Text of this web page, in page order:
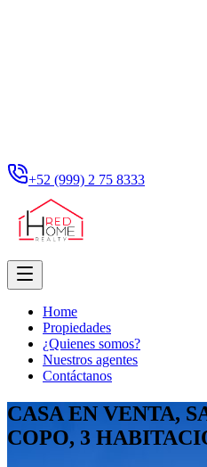
+52 (999) 2 75 8333
Home
Propiedades
¿Quienes somos?
Nuestros agentes
Contáctanos
CASA EN VENTA,
COPO, 3